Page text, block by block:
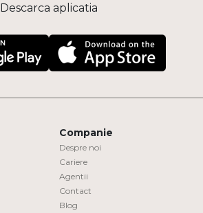
Descarca aplicatia
Companie
Despre noi
Cariere
Agentii
Contact
Blog